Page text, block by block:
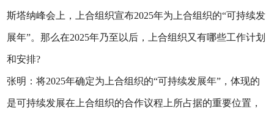
斯塔纳峰会上，上合组织宣布2025年为上合组织的“可持续发
展年”。那么在2025年乃至以后，上合组织又有哪些工作计划
和安排?
张明：将2025年确定为上合组织的“可持续发展年”，体现的
是可持续发展在上合组织的合作议程上所占据的重要位置，